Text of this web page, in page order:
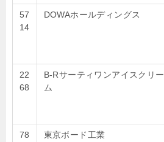
57
14
DOWAホールディングス
22
68
B-Rサーティワンアイスクリー
ム
78
東京ボード工業